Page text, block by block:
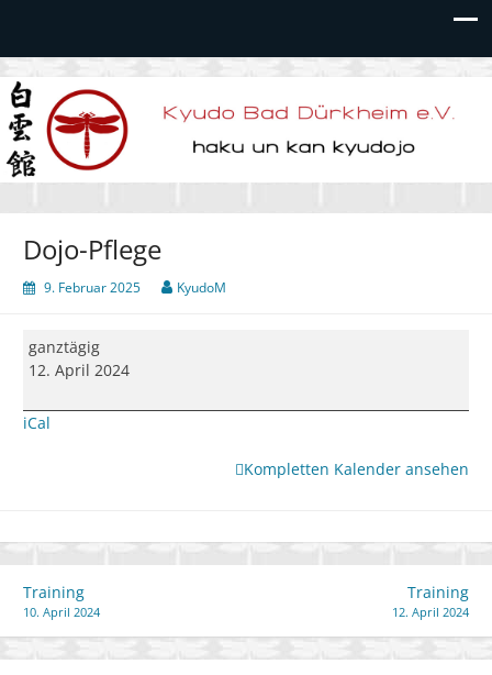
Kyudo Bad Dürkheim e.V.
Dojo-Pflege
9. Februar 2025 KyudoM
Dojo-
Pflege
ganztägig
12. April 2024
iCal
Kompletten Kalender ansehen
Beitragsnavigation
Training
10. April 2024
Training
12. April 2024